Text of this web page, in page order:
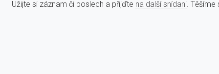
Užijte si záznam či poslech a přijďte na další snídani. Těšíme